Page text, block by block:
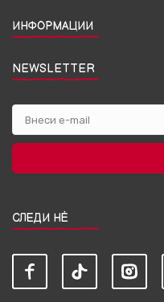
ИНФОРМАЦИИ
NEWSLETTER
СЛЕДИ НЀ